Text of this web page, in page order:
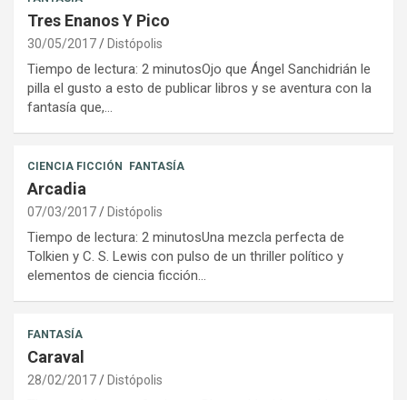
Tres Enanos Y Pico
30/05/2017 Distópolis
Tiempo de lectura: 2 minutosOjo que Ángel Sanchidrián le
pilla el gusto a esto de publicar libros y se aventura con la
fantasía que,…
CIENCIA FICCIÓN FANTASÍA
Arcadia
07/03/2017 Distópolis
Tiempo de lectura: 2 minutosUna mezcla perfecta de
Tolkien y C. S. Lewis con pulso de un thriller político y
elementos de ciencia ficción…
FANTASÍA
Caraval
28/02/2017 Distópolis